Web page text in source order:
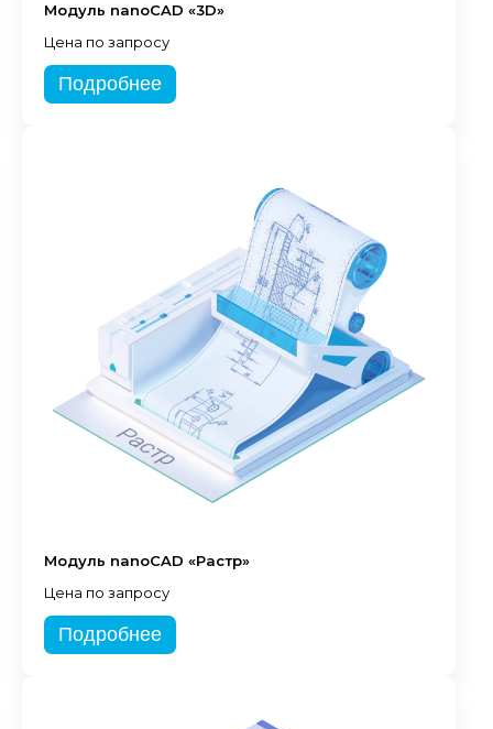
Модуль nanoCAD «3D»
Цена по запросу
Подробнее
Модуль nanoCAD «Растр»
Цена по запросу
Подробнее